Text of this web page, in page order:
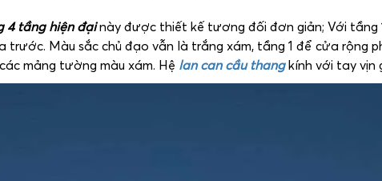
4 tầng hiện đạinày được thiết kế tương đối đơn giản; Với tầng
trước. Màu sắc chủ đạo vẫn là trắng xám, tầng 1 để cửa rộng
mảng tường màu xám. Hệ lan can cầu thangkính với tay vịn